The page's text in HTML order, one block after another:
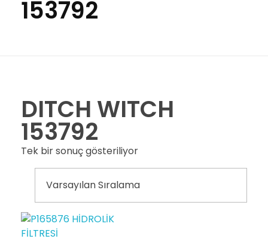
153792
DITCH WITCH
153792
Tek bir sonuç gösteriliyor